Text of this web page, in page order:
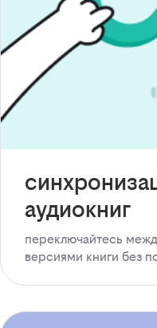
аудиокниг
переключайтесь
версиями книги без